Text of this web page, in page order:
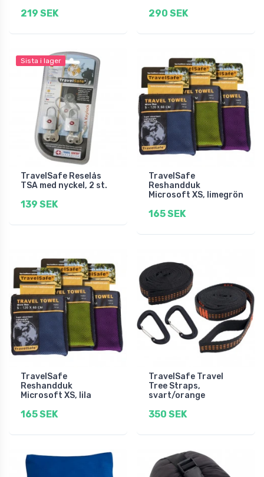
219 SEK 290 SEK
Sista i lager
TravelSafe Reselås
TSA med nyckel, 2 st.
139 SEK
TravelSafe
Reshandduk
Microsoft XS, limegrön
165 SEK
TravelSafe
Reshandduk
Microsoft XS, lila
165 SEK
TravelSafe Travel
Tree Straps,
svart/orange
350 SEK